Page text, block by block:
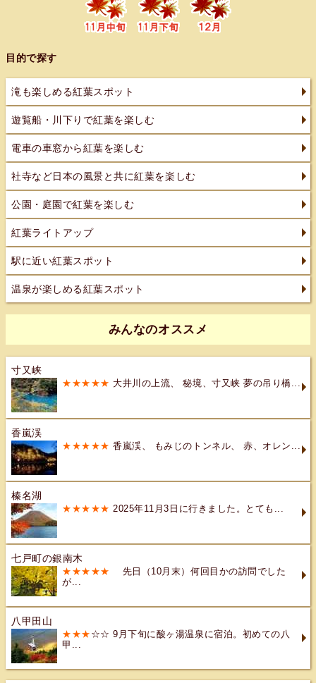
目的で探す
滝も楽しめる紅葉スポット
遊覧船・川下りで紅葉を楽しむ
電車の車窓から紅葉を楽しむ
社寺など日本の風景と共に紅葉を楽しむ
公園・庭園で紅葉を楽しむ
紅葉ライトアップ
駅に近い紅葉スポット
温泉が楽しめる紅葉スポット
みんなのオススメ
寸又峡
★★★★★ 大井川の上流、 秘境、寸又峡 夢の吊り橋...
香嵐渓
★★★★★ 香嵐渓、 もみじのトンネル、 赤、オレン...
榛名湖
★★★★★ 2025年11月3日に行きました。とても...
七戸町の銀南木
★★★★★
先日（10月末）何回目かの訪問でした
が...
八甲田山
★★★ ☆☆ 9月下旬に酸ヶ湯温泉に宿泊。初めての八
甲...